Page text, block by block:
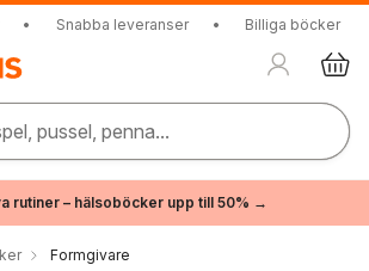
• Snabba leveranser • Billiga böcker
pussel, penna...
rutiner – hälsoböcker upp till 50% →
Formgivare